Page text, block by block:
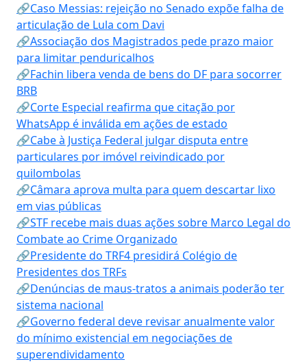
🔗Caso Messias: rejeição no Senado expõe falha de
articulação de Lula com Davi
🔗Associação dos Magistrados pede prazo maior
para limitar penduricalhos
🔗Fachin libera venda de bens do DF para socorrer
BRB
🔗Corte Especial reafirma que citação por
WhatsApp é inválida em ações de estado
🔗Cabe à Justiça Federal julgar disputa entre
particulares por imóvel reivindicado por
quilombolas
🔗Câmara aprova multa para quem descartar lixo
em vias públicas
🔗STF recebe mais duas ações sobre Marco Legal do
Combate ao Crime Organizado
🔗Presidente do TRF4 presidirá Colégio de
Presidentes dos TRFs
🔗Denúncias de maus-tratos a animais poderão ter
sistema nacional
🔗Governo federal deve revisar anualmente valor
do mínimo existencial em negociações de
superendividamento